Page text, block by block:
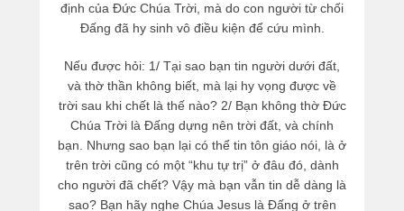
định của Đức Chúa Trời, mà do con người từ chối
Đấng đã hy sinh vô điều kiện để cứu mình.
Nếu được hỏi: 1/ Tại sao bạn tin người dưới đất,
và thờ thần không biết, mà lại hy vọng được về
trời sau khi chết là thế nào? 2/ Bạn không thờ Đức
Chúa Trời là Đấng dựng nên trời đất, và chính
bạn. Nhưng sao bạn lại có thể tin tôn giáo nói, là ở
trên trời cũng có một “khu tự trị” ở đâu đó, dành
cho người đã chết? Vậy mà bạn vẫn tin dễ dàng là
sao? Bạn hãy nghe Chúa Jesus là Đấng ở trên